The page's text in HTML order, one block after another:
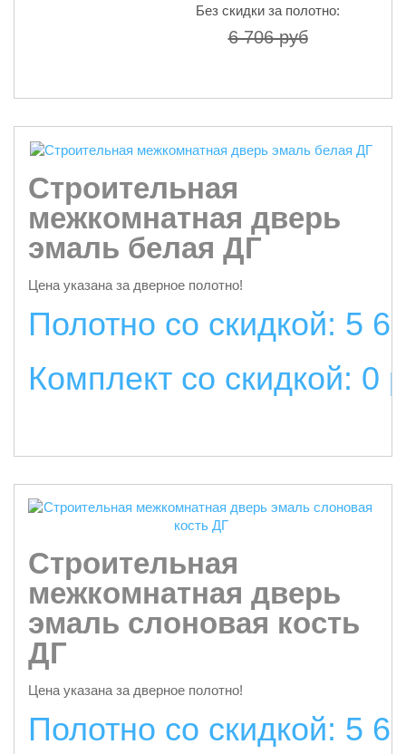
Без скидки за полотно:
6 706 руб
Строительная
межкомнатная дверь
эмаль белая ДГ
Цена указана за дверное полотно!
Полотно со скидкой: 5
Комплект со скидкой: 0
Строительная
межкомнатная дверь
эмаль слоновая кость
ДГ
Цена указана за дверное полотно!
Полотно со скидкой: 5